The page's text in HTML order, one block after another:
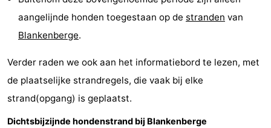
breakfasts)
Hotels
-
Beachside
-
aangelijnde honden toegestaan op de stranden van
Blankenberge.
Verder raden we ook aan het informatiebord te lezen, met
de plaatselijke strandregels, die vaak bij elke
strand(opgang) is geplaatst.
Dichtsbijzijnde hondenstrand bij Blankenberge